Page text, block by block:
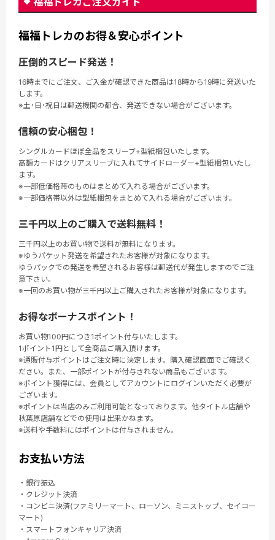
福福トレカのお得＆安心ポイント
圧倒的スピード発送！
16時までにご注文、ご入金が確認できた商品は18時から19時に発送いた
します。
※土･日･祝日は郵送機関の都合、発送できない場合がございます。
信頼の安心梱包！
シングルカードほぼ全品をスリーブ+型紙梱包いたします。
高額カードはクリアスリーブに入れてサイドローダー+型紙梱包いたし
ます。
※一部低価格帯のものはまとめて入れる場合がございます。
※一部価格帯以外は型紙梱包をまとめて入れる場合がございます。
三千円以上のご購入で送料無料！
三千円以上のお買い物で送料が無料になります。
※ゆうパケット発送を希望されたお客様が対象になります。
ゆうパックでの発送を希望されるお客様は郵送代が発生しますのでご注
意下さい。
※一回のお買い物が三千円以上ご購入されたお客様が対象になります。
お得なボーナスポイント！
お買い物100円につき1ポイント付与いたします。
1ポイント1円として全商品ご購入頂けます。
※通販付与ポイントはご注文時に決定します。購入確認画面でご確認く
ださい。また、一部ポイントが付与されない商品もございます。
※ポイント獲得には、会員としてアカウントにログインいただく必要が
ございます。
※ポイントは当店のみご利用可能となっております。他タイトル店舗や
秋葉原店舗などでの使用は出来かねます。
※送料や手数料にはポイントは付与されません。
お支払い方法
・銀行振込
・クレジット決済
・コンビニ決済(ファミリーマート、ローソン、ミニストップ、セイコー
マート)
・スマートフォンキャリア決済